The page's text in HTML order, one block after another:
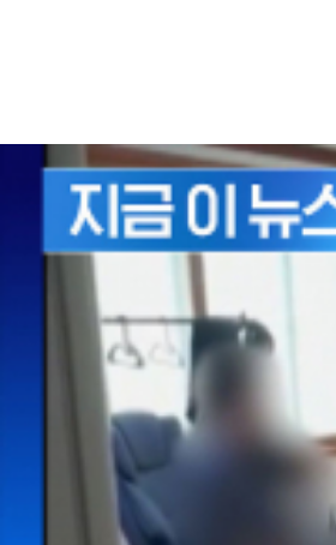
이들은 지난 2024년 9월부터 지난 5
조직폭력배 출신인 총책 A 씨는 성
이들은 경찰 단속을 피하려고 과거
또, 범죄수익으로 벌어들인 돈 10억
경찰은 일당 8명 가운데 A 씨를 포